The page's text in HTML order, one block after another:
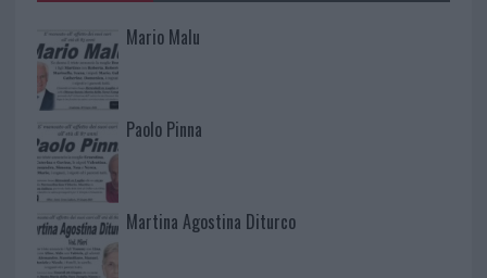
Mario Malu
Paolo Pinna
Martina Agostina Diturco